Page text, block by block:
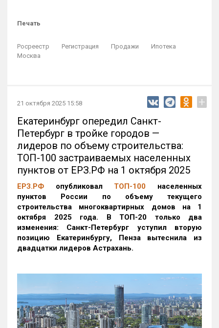
Печать
Росреестр Регистрация Продажи
Ипотека
Москва
21 октября 2025 15:58 +
Екатеринбург опередил Санкт-
Петербург в тройке городов —
лидеров по объему строительства:
ТОП-100 застраиваемых населенных
пунктов от ЕРЗ.РФ на 1 октября 2025
ЕРЗ.РФ опубликовал ТОП-100 населенных
пунктов России по объему текущего
строительства многоквартирных домов на 1
октября 2025 года. В ТОП-20 только два
изменения: Санкт-Петербург уступил вторую
позицию Екатеринбургу, Пенза вытеснила из
двадцатки лидеров Астрахань.